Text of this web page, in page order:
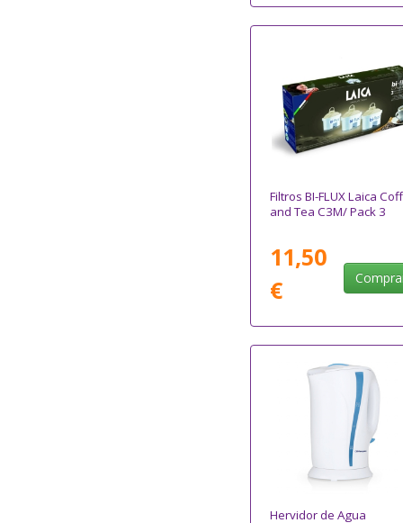
Filtros BI-FLUX Laica
and Tea C3M/ Pack 3
11,50
€
Hervidor de Agua